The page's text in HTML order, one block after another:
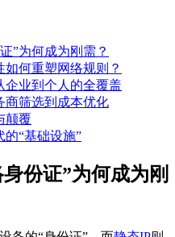
”为何成为刚需？
何重塑网络规则？
企业到个人的全覆盖
商筛选到成本优化
颠覆
“基础设施”
份证”为何成为刚